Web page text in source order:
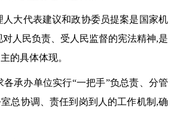
人大代表建议和政协委员提案是国家机
人民负责、受人民监督的宪法精神,是
的具体体现。
各承办单位实行“一把手”负总责、分管
总协调、责任到岗到人的工作机制,确